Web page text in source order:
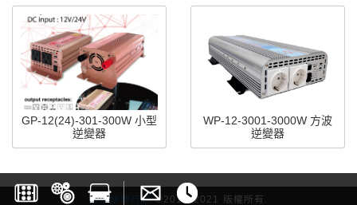
GP-12(24)-301-300W 小型
逆變器
WP-12-3001-3000W 方波
逆變器
雷斯媒體行銷©2017-2021 版權所有.